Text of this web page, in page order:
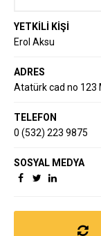
YETKİLİ KİŞİ
Erol Aksu
ADRES
Atatürk cad no
TELEFON
0 (532) 223 9875
SOSYAL MEDYA